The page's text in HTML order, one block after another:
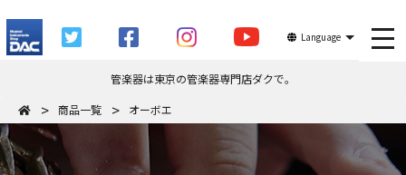
Language
管楽器は東京の管楽器専門店ダクで。
商品一覧
オーボエ